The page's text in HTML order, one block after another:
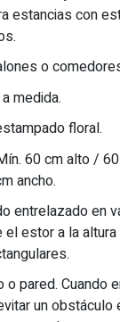
estancias con
o
medida.
floral.
60 cm alto /
ancho.
entrelazado en
estor a la
pared. Cuando
un